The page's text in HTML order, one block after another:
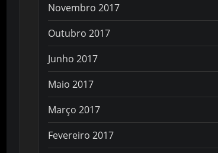
Novembro 2017
Outubro 2017
Junho 2017
Maio 2017
Março 2017
Fevereiro 2017